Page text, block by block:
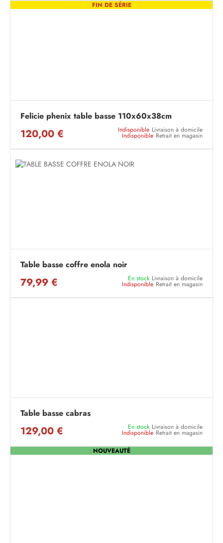
FIN DE SÉRIE
Felicie phenix table basse 110x60x38cm
120,00 € Indisponible Livraison à domicile
Indisponible Retrait en magasin
Table basse coffre enola noir
79,99 € En stock Livraison à domicile
Indisponible Retrait en magasin
Table basse cabras
129,00 € En stock Livraison à domicile
Indisponible Retrait en magasin
NOUVEAUTÉ